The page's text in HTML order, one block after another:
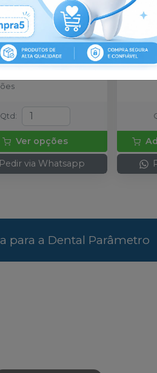
Anti-
CM
-RP
com 1 unidade.
de:
noPix
Qtd :
Ver opções
Pedir via Whatsapp
R$
ouR$
para a Dental Parâmetro